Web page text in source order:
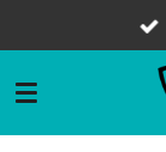
direct
naar